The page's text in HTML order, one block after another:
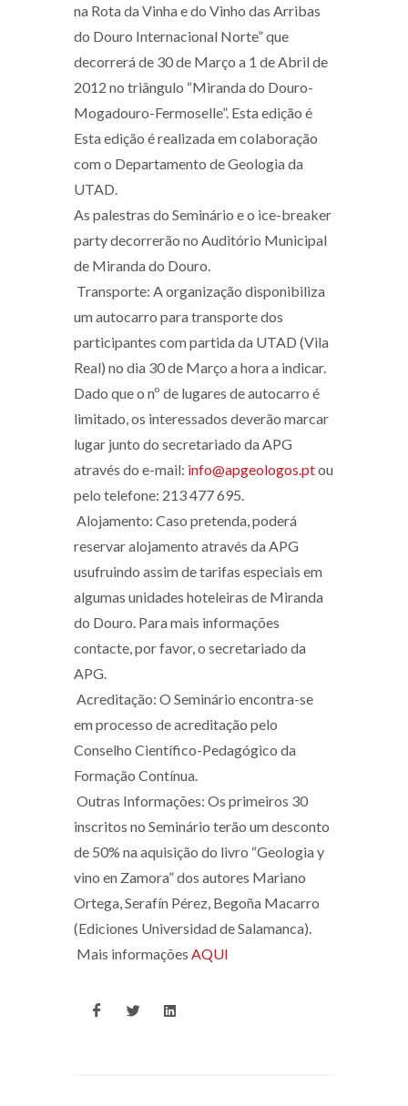
na Rota da Vinha e do Vinho das Arribas
do Douro Internacional Norte” que
decorrerá de 30 de Março a 1 de Abril de
2012 no triângulo “Miranda do Douro-
Mogadouro-Fermoselle”. Esta edição é
Esta edição é realizada em colaboração
com o Departamento de Geologia da
UTAD.
As palestras do Seminário e o ice-breaker
party decorrerão no Auditório Municipal
de Miranda do Douro.
Transporte: A organização disponibiliza
um autocarro para transporte dos
participantes com partida da UTAD (Vila
Real) no dia 30 de Março a hora a indicar.
Dado que o nº de lugares de autocarro é
limitado, os interessados deverão marcar
lugar junto do secretariado da APG
através do e-mail: info@apgeologos.ptou
pelo telefone: 213 477 695.
Alojamento: Caso pretenda, poderá
reservar alojamento através da APG
usufruindo assim de tarifas especiais em
algumas unidades hoteleiras de Miranda
do Douro. Para mais informações
contacte, por favor, o secretariado da
APG.
Acreditação: O Seminário encontra-se
em processo de acreditação pelo
Conselho Científico-Pedagógico da
Formação Contínua.
Outras Informações: Os primeiros 30
inscritos no Seminário terão um desconto
de 50% na aquisição do livro “Geologia y
vino en Zamora” dos autores Mariano
Ortega, Serafín Pérez, Begoña Macarro
(Ediciones Universidad de Salamanca).
Mais informações AQUI